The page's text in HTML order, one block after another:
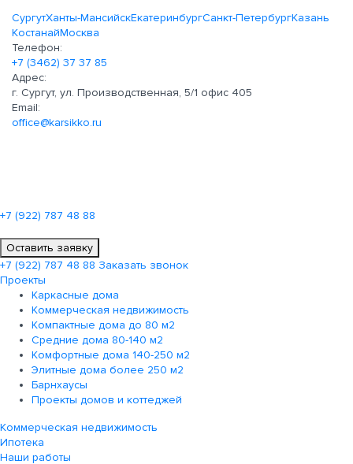
СургутХанты-МансийскЕкатеринбургСанкт-ПетербургКазань
КостанайМосква
Телефон:
+7 (3462) 37 37 85
Адрес:
г. Сургут, ул. Производственная, 5/1 офис 405
Email:
office@karsikko.ru
+7 (922) 787 48 88
Оставить заявку
+7 (922) 787 48 88 Заказать звонок
Проекты
Каркасные дома
Коммерческая недвижимость
Компактные дома до 80 м2
Средние дома 80-140 м2
Комфортные дома 140-250 м2
Элитные дома более 250 м2
Барнхаусы
Проекты домов и коттеджей
Коммерческая недвижимость
Ипотека
Наши работы